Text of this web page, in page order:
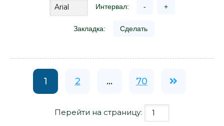
Интервал: - +
Закладка: Сделать
1 2 ... 70
Перейти на страницу: